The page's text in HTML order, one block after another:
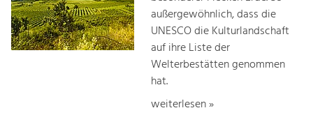
Gleichberechtigung, Jugend und
Integration
Mobilität & Energie
Klimawandel, öffentlicher Verkehr und
Steigerung regionaler Wertschöpfung
außergewöhnlich, dass die
UNESCO die Kulturlandschaft
auf ihre Liste der
Welterbestätten genommen
hat.
weiterlesen »